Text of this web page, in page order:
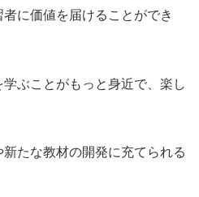
者に価値を届けることができ
ぶことがもっと身近で、楽し
たな教材の開発に充てられる